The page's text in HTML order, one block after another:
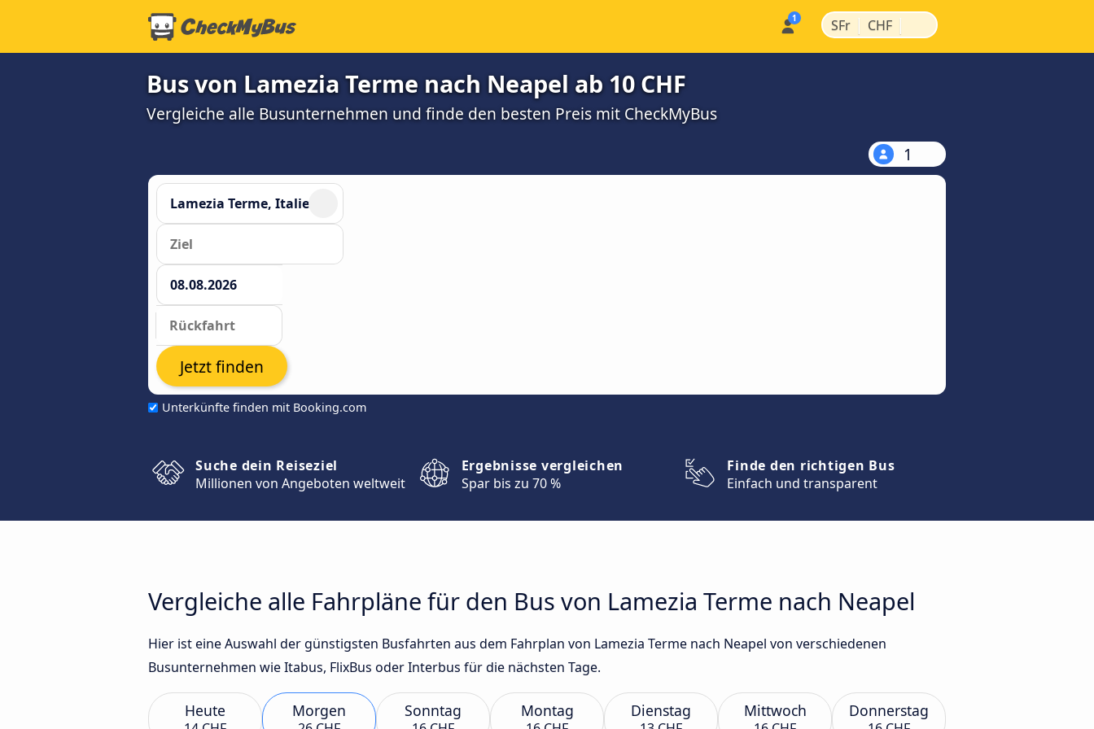
SFr | CHF |
Bus von Lamezia Terme nach Neapel ab 10 CHF
Vergleiche alle Busunternehmen und finde den besten Preis mit CheckMyBus
1
Unterkünfte finden mit Booking.com
Jetzt finden
Suche dein Reiseziel
Millionen von Angeboten weltweit
Ergebnisse vergleichen
Spar bis zu 70 %
Finde den richtigen Bus
Einfach und transparent
Vergleiche alle Fahrpläne für den Bus von Lamezia Terme nach Neapel
Hier ist eine Auswahl der günstigsten Busfahrten aus dem Fahrplan von Lamezia Terme nach Neapel von verschiedenen
Busunternehmen wie Itabus, FlixBus oder Interbus für die nächsten Tage.
Heute Morgen Sonntag Montag Dienstag Mittwoch Donnerstag